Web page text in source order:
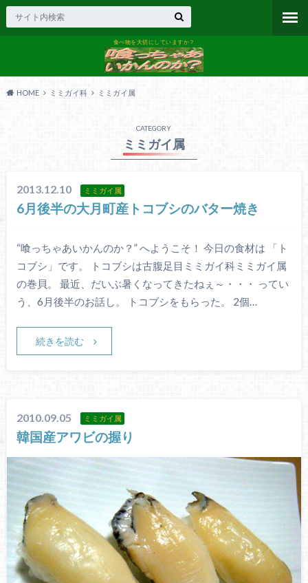
食べ物を大切にしていますか？
HOME ミミガイ科 ミミガイ属
CATEGORY
ミミガイ属
2013.12.10 ミミガイ属
6月後半の大月町産トコブシのバター焼き
“喰っちゃあいかんのか？” へようこそ！ 今日の食材は 「ト
コブシ」です。 トコブシは古腹足目ミミガイ科ミミガイ属
の巻貝。 最近、だいぶ暑くなってきたねぇ～・・・ ってい
う、6月後半のお話し。 トコブシをもらった。 2個…
続きを読む
2010.09.05 ミミガイ属
韓国産アワビの握り